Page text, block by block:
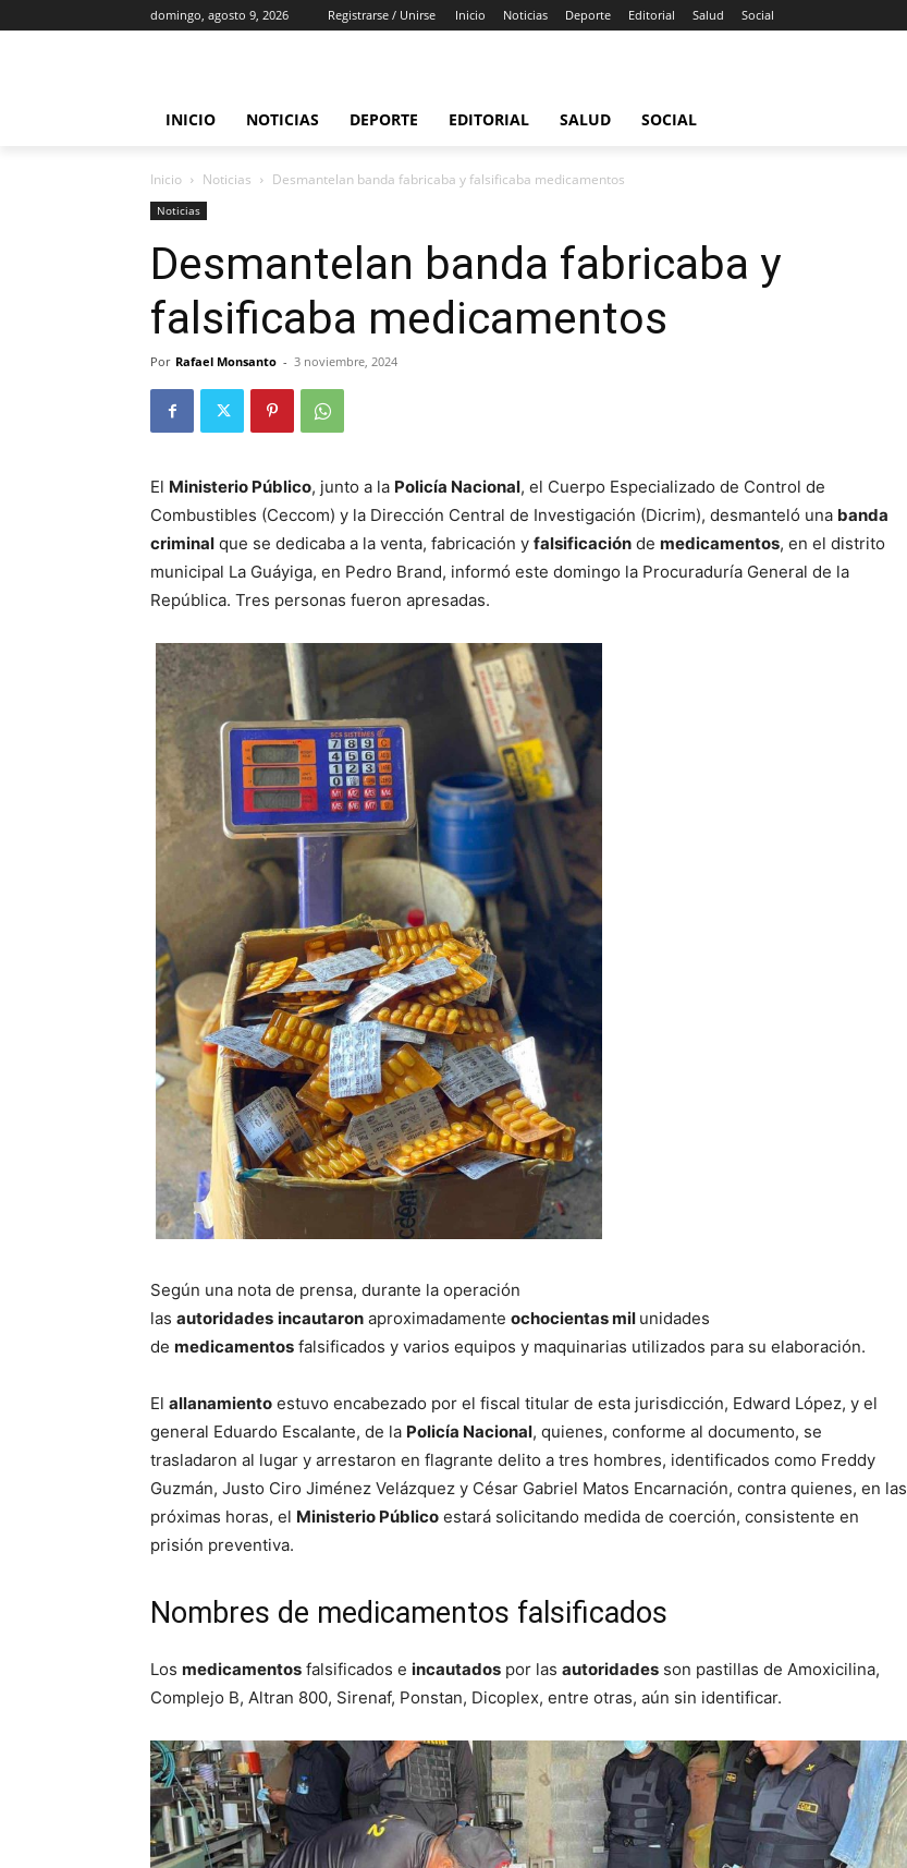
domingo, agosto 9, 2026 Registrarse / Unirse Inicio Noticias Deporte Editorial Salud Social
INICIO NOTICIAS DEPORTE EDITORIAL SALUD SOCIAL
Inicio Noticias Desmantelan banda fabricaba y falsificaba medicamentos
Noticias
Desmantelan banda fabricaba y
falsificaba medicamentos
Por Rafael Monsanto - 3 noviembre, 2024
El Ministerio Público, junto a la Policía Nacional, el Cuerpo Especializado de Control de
Combustibles (Ceccom) y la Dirección Central de Investigación (Dicrim), desmanteló una banda
criminal que se dedicaba a la venta, fabricación y falsificación de medicamentos, en el distrito
municipal La Guáyiga, en Pedro Brand, informó este domingo la Procuraduría General de la
República. Tres personas fueron apresadas.
Según una nota de prensa, durante la operación
las autoridades incautaron aproximadamente ochocientas mil unidades
de medicamentos falsificados y varios equipos y maquinarias utilizados para su elaboración.
El allanamiento estuvo encabezado por el fiscal titular de esta jurisdicción, Edward López, y el
general Eduardo Escalante, de la Policía Nacional, quienes, conforme al documento, se
trasladaron al lugar y arrestaron en flagrante delito a tres hombres, identificados como Freddy
Guzmán, Justo Ciro Jiménez Velázquez y César Gabriel Matos Encarnación, contra quienes, en las
próximas horas, el Ministerio Público estará solicitando medida de coerción, consistente en
prisión preventiva.
Nombres de medicamentos falsificados
Los medicamentos falsificados e incautados por las autoridades son pastillas de Amoxicilina,
Complejo B, Altran 800, Sirenaf, Ponstan, Dicoplex, entre otras, aún sin identificar.